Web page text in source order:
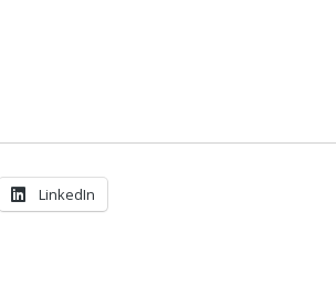
LinkedIn